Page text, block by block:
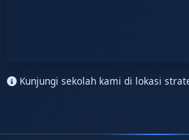
Kunjungi sekolah kami di lokasi